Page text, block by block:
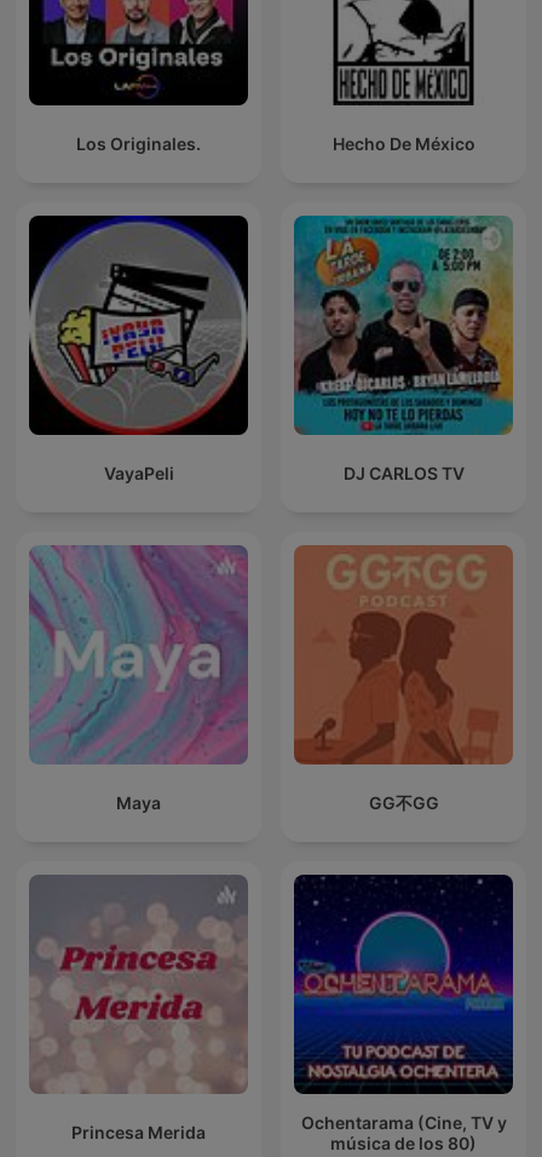
Los Originales. Hecho De México
VayaPeli DJ CARLOS TV
Maya GG不GG
Princesa Merida
Ochentarama (Cine, TV y
música de los 80)